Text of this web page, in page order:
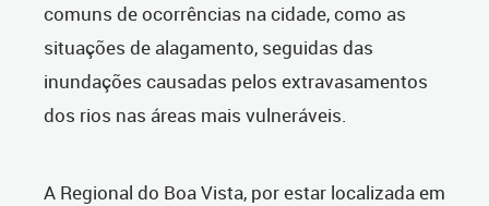
comuns de ocorrências na cidade, como as
situações de alagamento, seguidas das
inundações causadas pelos extravasamentos
dos rios nas áreas mais vulneráveis.
A Regional do Boa Vista, por estar localizada em